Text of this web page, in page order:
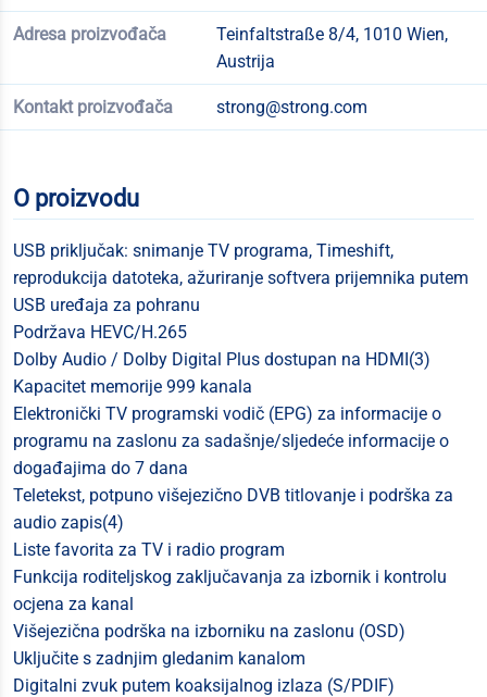
Adresa proizvođača
Teinfaltstraße 8/4, 1010 Wien,
Austrija
Kontakt proizvođača strong@strong.com
O proizvodu
USB priključak: snimanje TV programa, Timeshift,
reprodukcija datoteka, ažuriranje softvera prijemnika putem
USB uređaja za pohranu
Podržava HEVC/H.265
Dolby Audio / Dolby Digital Plus dostupan na HDMI(3)
Kapacitet memorije 999 kanala
Elektronički TV programski vodič (EPG) za informacije o
programu na zaslonu za sadašnje/sljedeće informacije o
događajima do 7 dana
Teletekst, potpuno višejezično DVB titlovanje i podrška za
audio zapis(4)
Liste favorita za TV i radio program
Funkcija roditeljskog zaključavanja za izbornik i kontrolu
ocjena za kanal
Višejezična podrška na izborniku na zaslonu (OSD)
Uključite s zadnjim gledanim kanalom
Digitalni zvuk putem koaksijalnog izlaza (S/PDIF)